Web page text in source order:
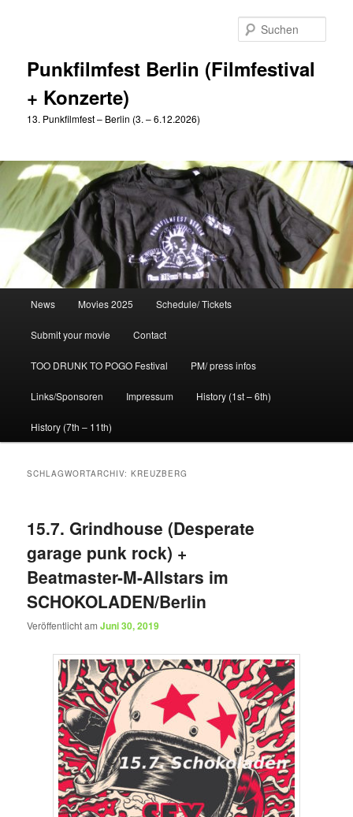
Punkfilmfest Berlin (Filmfestival
+ Konzerte)
13. Punkfilmfest – Berlin (3. – 6.12.2026)
News Movies 2025 Schedule/ Tickets
Submit your movie Contact
TOO DRUNK TO POGO Festival PM/ press infos
Links/Sponsoren Impressum History (1st – 6th)
History (7th – 11th)
SCHLAGWORTARCHIV:KREUZBERG
15.7. Grindhouse (Desperate
garage punk rock) +
Beatmaster-M-Allstars im
SCHOKOLADEN/Berlin
Veröffentlicht amJuni 30, 2019